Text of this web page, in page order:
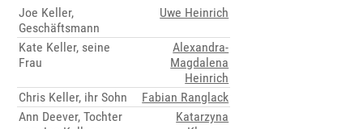
Joe Keller,
Geschäftsmann
Uwe Heinrich
Kate Keller, seine
Frau
Alexandra-
Magdalena
Heinrich
Chris Keller, ihr Sohn
Fabian Ranglack
Ann Deever, Tochter
Katarzyna